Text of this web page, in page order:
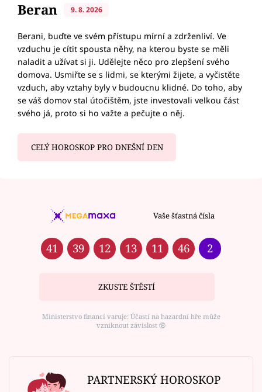
Beran 9. 8. 2026
Berani, buďte ve svém přístupu mírní a zdrženliví. Ve
vzduchu je cítit spousta něhy, na kterou byste se měli
naladit a užívat si ji. Udělejte něco pro zlepšení svého
domova. Usmiřte se s lidmi, se kterými žijete, a vyčistěte
vzduch, aby vztahy byly v budoucnu klidné. Do toho, aby
se váš domov stal útočištěm, jste investovali velkou část
svého já, proto si ho važte a pečujte o něj.
CELÝ HOROSKOP PRO DNEŠNÍ DEN
Vaše šťastná čísla
41 39 12 13 11 46 2
ZKUSTE ŠTĚSTÍ
Ministerstvo financí varuje: Účastí na hazardní hře může
vzniknout závislost ⑱
PARTNERSKÝ HOROSKOP